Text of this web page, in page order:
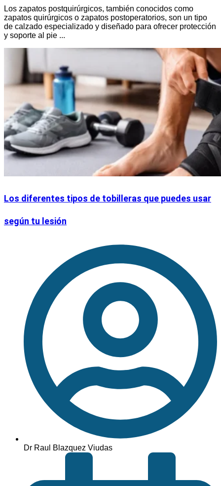
Los zapatos postquirúrgicos, también conocidos como
zapatos quirúrgicos o zapatos postoperatorios, son un tipo
de calzado especializado y diseñado para ofrecer protección
y soporte al pie ...
Los diferentes tipos de tobilleras que puedes usar
según tu lesión
Dr Raul Blazquez Viudas